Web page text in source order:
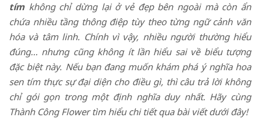
tím không chỉ dừng lại ở vẻ đẹp bên ngoài mà còn ẩn
chứa nhiều tầng thông điệp tùy theo từng ngữ cảnh văn
hóa và tâm linh. Chính vì vậy, nhiều người thường hiểu
đúng… nhưng cũng không ít lần hiểu sai về biểu tượng
đặc biệt này. Nếu bạn đang muốn khám phá ý nghĩa hoa
sen tím thực sự đại diện cho điều gì, thì câu trả lời không
chỉ gói gọn trong một định nghĩa duy nhất. Hãy cùng
Thành Công Flower tìm hiểu chi tiết qua bài viết dưới đây!